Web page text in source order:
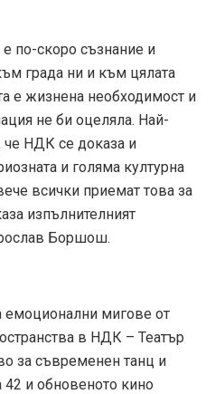
по-скоро съзнание и
града ни и към цялата
е жизнена необходимост и
не би оцеляла. Най-
че НДК се доказа и
и голяма културна
всички приемат това за
изпълнителният
Боршош.
емоционални мигове от
в НДК – Театър
за съвременен танц и
и обновеното кино